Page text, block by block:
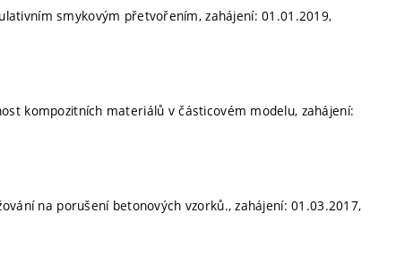
smykovým přetvořením, zahájení: 01.01.2019,
kompozitních materiálů v částicovém modelu, zahájení:
na porušení betonových vzorků., zahájení: 01.03.2017,